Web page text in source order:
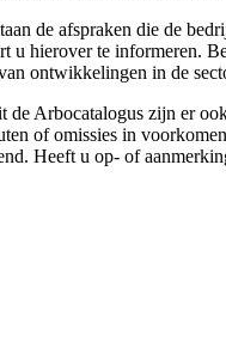
de afspraken die de
u hierover te informeren.
ontwikkelingen in de
de Arbocatalogus zijn er
of omissies in
Heeft u op- of